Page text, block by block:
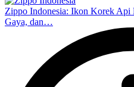
Zippo Indonesia: Ikon Korek Api
Gaya, dan…